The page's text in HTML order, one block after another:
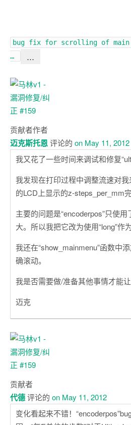
bug fix for scrolling of main
…
…
贡献者作者
迈克斯托恩评论的 on May 11, 2012
我又花了一些时间来调试和修复
我发现在打印过程中调整流速对
的LCD上显示的z-steps_per_mm完
主要的问题是“encoderpos”只使
大。所以我把它改为使用“long”
我还在“show_mainmenu”函数中
确滚动。
我是否需要做/准备其他事情才能
迈克
贡献者
代德评论的 on May 11, 2012
变化看起来不错！